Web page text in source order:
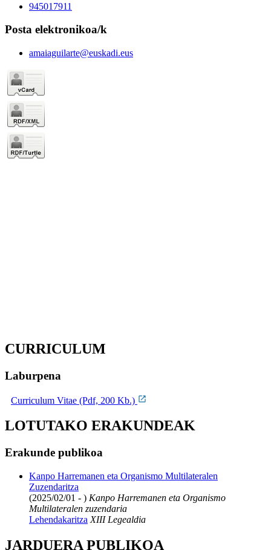
945017911
Posta elektronikoa/k
amaiaguilarte@euskadi.eus
CURRICULUM
Laburpena
Curriculum Vitae (Pdf, 200 Kb.)
LOTUTAKO ERAKUNDEAK
Erakunde publikoa
Kanpo Harremanen eta Organismo Multilateralen
Zuzendaritza
(2025/02/01 - ) Kanpo Harremanen eta Organismo
Multilateralen zuzendaria
Lehendakaritza XIII Legealdia
JARDUERA PUBLIKOA